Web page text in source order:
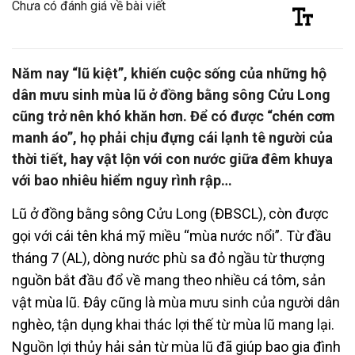
Chưa có đánh giá về bài viết
Năm nay “lũ kiệt”, khiến cuộc sống của những hộ
dân mưu sinh mùa lũ ở đồng bằng sông Cửu Long
cũng trở nên khó khăn hơn. Để có được “chén cơm
manh áo”, họ phải chịu đựng cái lạnh tê người của
thời tiết, hay vật lộn với con nước giữa đêm khuya
với bao nhiêu hiểm nguy rình rập…
Lũ ở đồng bằng sông Cửu Long (ĐBSCL), còn được
gọi với cái tên khá mỹ miều “mùa nước nổi”. Từ đầu
tháng 7 (AL), dòng nước phù sa đỏ ngầu từ thượng
nguồn bắt đầu đổ về mang theo nhiều cá tôm, sản
vật mùa lũ. Đây cũng là mùa mưu sinh của người dân
nghèo, tận dụng khai thác lợi thế từ mùa lũ mang lại.
Nguồn lợi thủy hải sản từ mùa lũ đã giúp bao gia đình